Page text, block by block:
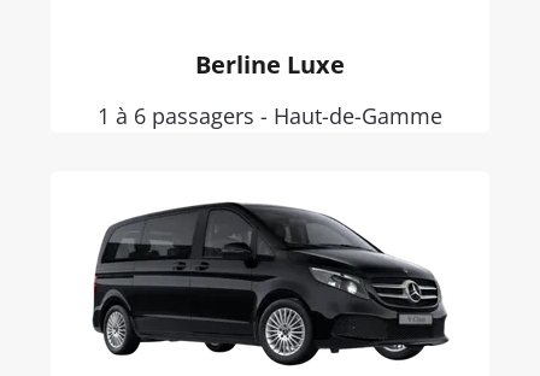
Berline Luxe
1 à 6 passagers - Haut-de-Gamme